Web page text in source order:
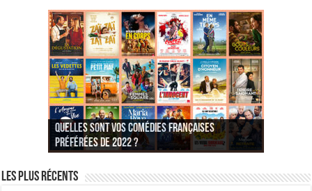
Quelles sont vos comédies françaises
préférées de 2022 ?
Quel est votre personnage préféré du Père
Noël est une ordure ?
Quelles sont vos comédies françaises
préférées de 2021 ?
Quel est votre « Gendarme » préféré ?
Quels sont vos 3 comédies de Jean-Marie Poiré
préférées ?
Quel est votre « Tati » préféré ?
Quel est votre « bronzé » préféré ?
Les plus récents